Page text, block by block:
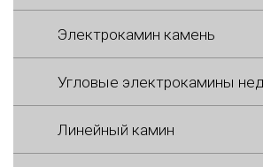
Электрокамин камень
Угловые электрокамины
Линейный камин